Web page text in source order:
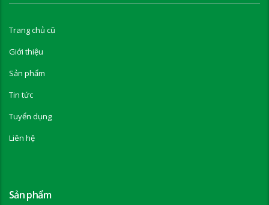
Trang chủ cũ
Giới thiệu
Sản phẩm
Tin tức
Tuyển dụng
Liên hệ
Sản phẩm